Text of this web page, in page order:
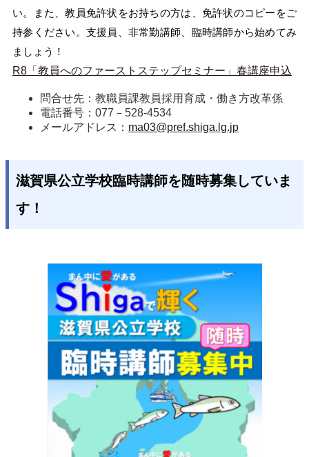
い。また、教員免許状をお持ちの方は、免許状のコピーをご
持参ください。支援員、非常勤講師、臨時講師から始めてみ
ましょう！
R8「教員へのファーストステップセミナー」春講座申込
問合せ先：教職員課教員採用育成・働き方改革係
電話番号：077－528-4534
メールアドレス： ma03@pref.shiga.lg.jp
滋賀県公立学校臨時講師を随時募集していま
す！